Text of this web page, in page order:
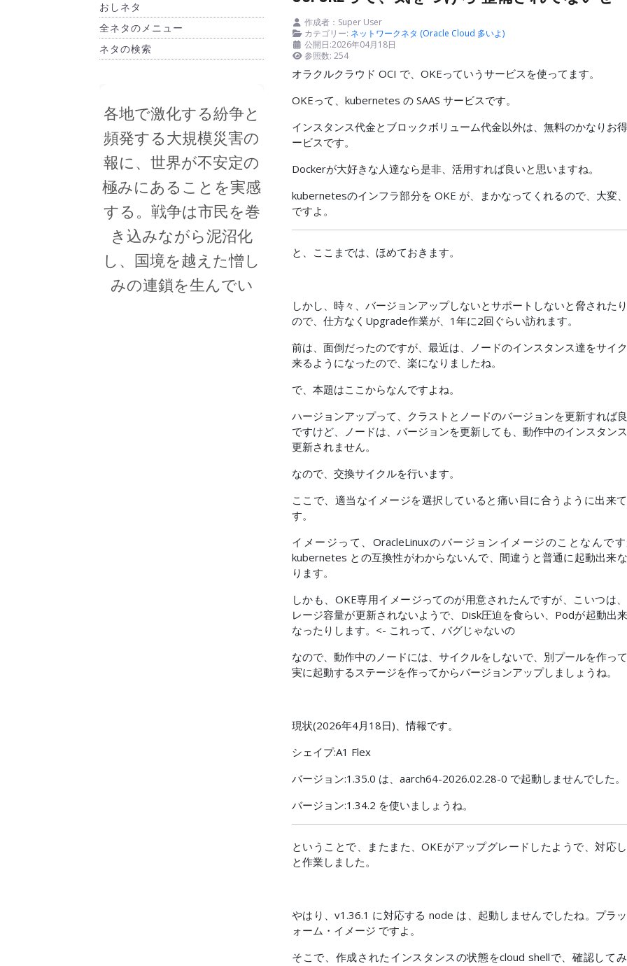
おしネタ
全ネタのメニュー
ネタの検索
作成者： Super User
カテゴリー: ネットワークネタ (Oracle Cloud 多いよ)
公開日:2026年04月18日
参照数: 254
オラクルクラウド OCI で、OKEっていうサービスを使ってます。
OKEって、kubernetes の SAAS サービスです。
インスタンス代金とブロックボリューム代金以外は、無料のかなりお
ービスです。
Dockerが大好きな人達なら是非、活用すれば良いと思いますね。
kubernetesのインフラ部分を OKE が、まかなってくれるので、大変
ですよ。
と、ここまでは、ほめておきます。
しかし、時々、バージョンアップしないとサポートしないと脅された
ので、仕方なくUpgrade作業が、1年に2回ぐらい訪れます。
前は、面倒だったのですが、最近は、ノードのインスタンス達をサイ
来るようになったので、楽になりましたね。
で、本題はここからなんですよね。
ハージョンアップって、クラストとノードのバージョンを更新すれば
ですけど、ノードは、バージョンを更新しても、動作中のインスタンス
更新されません。
なので、交換サイクルを行います。
ここで、適当なイメージを選択していると痛い目に合うように出来
す。
イメージって、OracleLinuxのバージョンイメージのことなんです
kubernetes との互換性がわからないんで、間違うと普通に起動出来
ります。
しかも、OKE専用イメージってのが用意されたんですが、こいつは
レージ容量が更新されないようで、Disk圧迫を食らい、Podが起動出来
なったりします。<- これって、バグじゃないの
なので、動作中のノードには、サイクルをしないで、別プールを作っ
実に起動するステージを作ってからバージョンアップしましょうね。
現状(2026年4月18日)、情報です。
シェイプ:A1 Flex
バージョン:1.35.0 は、aarch64-2026.02.28-0 で起動しませんでした。
バージョン:1.34.2 を使いましょうね。
ということで、またまた、OKEがアップグレードしたようで、対応
と作業しました。
やはり、v1.36.1 に対応する node は、起動しませんでしたね。プラ
ォーム・イメージ ですよ。
そこで、作成されたインスタンスの状態をcloud shellで、確認して